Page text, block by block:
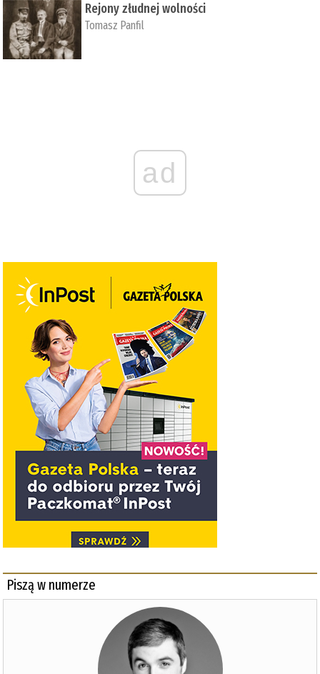
Rejony złudnej wolności
Tomasz Panfil
ad
Piszą w numerze